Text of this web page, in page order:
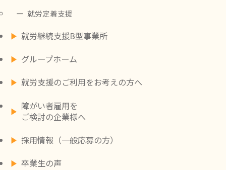
就労定着支援
就労継続支援B型事業所
グループホーム
就労支援のご利用をお考えの方へ
障がい者雇用を
ご検討の企業様へ
採用情報（一般応募の方）
卒業生の声